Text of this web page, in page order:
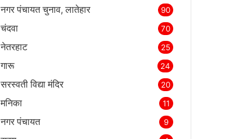
नगर पंचायत चुनाव, लातेहार 90
चंदवा 70
नेतरहाट 25
गारू 24
सरस्‍वती विद्या मंदिर 20
मनिका 11
नगर पंचायत 9